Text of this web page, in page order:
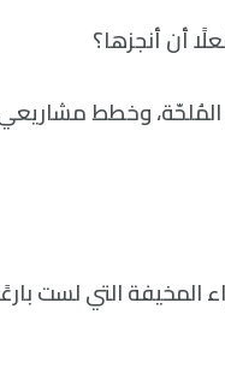
أن أنجزها؟
المُلحّة، وخطط
التي لست